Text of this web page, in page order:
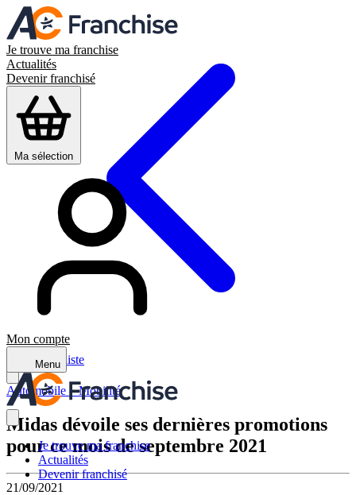
Je trouve ma franchise
Actualités
Devenir franchisé
Ma sélection
Mon compte
Menu
Je trouve ma franchise
Actualités
Devenir franchisé
Retour à la liste
Automobile – Mobilité
Midas dévoile ses dernières promotions
pour ce mois de septembre 2021
21/09/2021